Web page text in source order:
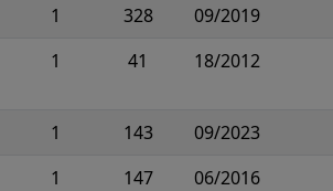
1 328 09/2019
1 41 18/2012
1 143 09/2023
1 147 06/2016